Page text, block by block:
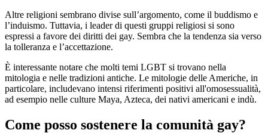
Altre religioni sembrano divise sull’argomento, come il buddismo e
l’induismo. Tuttavia, i leader di questi gruppi religiosi si sono
espressi a favore dei diritti dei gay. Sembra che la tendenza sia verso
la tolleranza e l’accettazione.
È interessante notare che molti temi LGBT si trovano nella
mitologia e nelle tradizioni antiche. Le mitologie delle Americhe, in
particolare, includevano intensi riferimenti positivi all'omosessualità,
ad esempio nelle culture Maya, Azteca, dei nativi americani e indù.
Come posso sostenere la comunità gay?